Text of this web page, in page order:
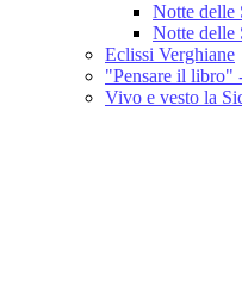
Notte delle
Notte delle
Eclissi Verghiane
"Pensare il libro"
Vivo e vesto la